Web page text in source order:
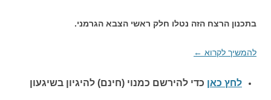
בתכנון הרצח הזה נטלו חלק ראשי הצבא הגרמני.
להמשיך לקרוא←
לחץ כאן כדי להירשם כ מנוי (חינם) להיגיון בשיגעון